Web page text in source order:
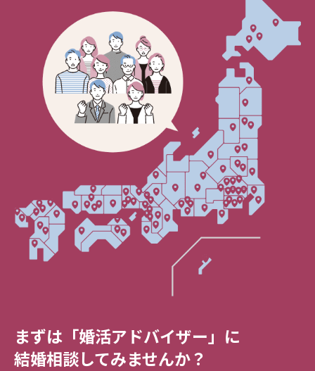
まずは「婚活アドバイザー」に
結婚相談してみませんか？